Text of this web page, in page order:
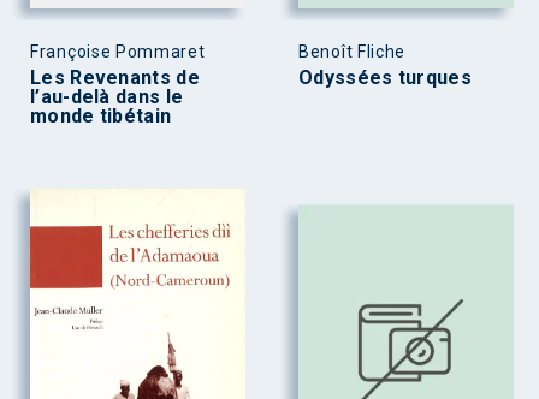
Françoise Pommaret
Les Revenants de
l’au-delà dans le
monde tibétain
Benoît Fliche
Odyssées turques